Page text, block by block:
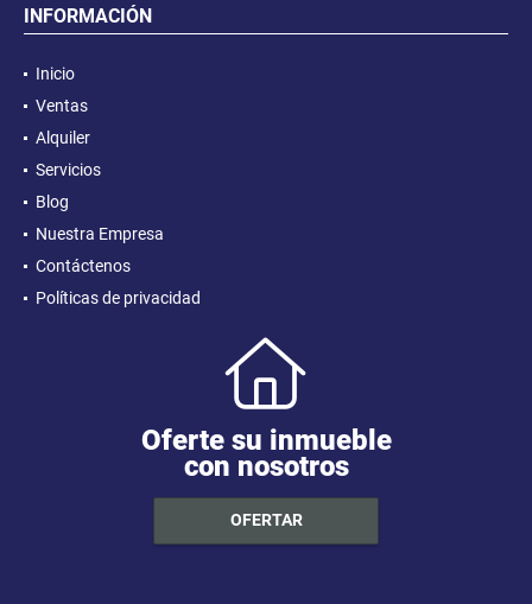
INFORMACIÓN
Inicio
Ventas
Alquiler
Servicios
Blog
Nuestra Empresa
Contáctenos
Políticas de privacidad
Oferte su inmueble
con nosotros
OFERTAR